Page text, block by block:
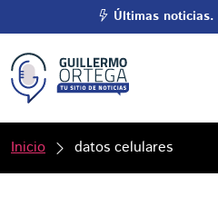
Últimas noticias.
Inicio datos celulares